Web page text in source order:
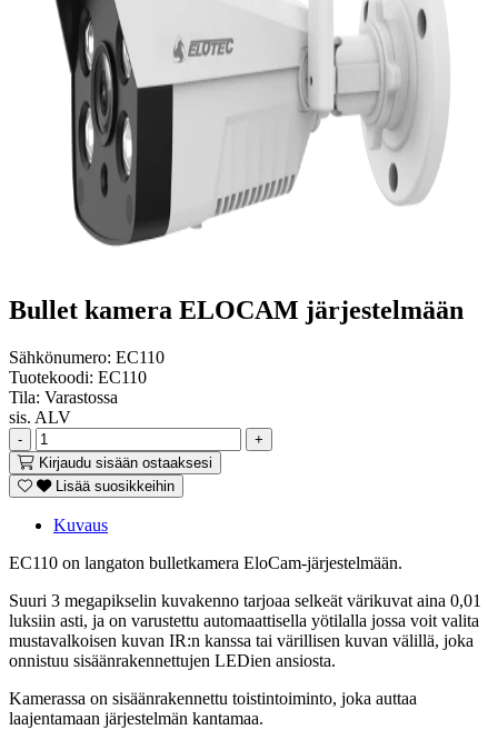
Bullet kamera ELOCAM järjestelmään
Sähkönumero: EC110
Tuotekoodi: EC110
Tila: Varastossa
sis. ALV
-
+
Kirjaudu sisään ostaaksesi
Lisää suosikkeihin
Kuvaus
EC110 on langaton bulletkamera EloCam-järjestelmään.
Suuri 3 megapikselin kuvakenno tarjoaa selkeät värikuvat aina 0,01
luksiin asti, ja on varustettu automaattisella yötilalla jossa voit valita
mustavalkoisen kuvan IR:n kanssa tai värillisen kuvan välillä, joka
onnistuu sisäänrakennettujen LEDien ansiosta.
Kamerassa on sisäänrakennettu toistintoiminto, joka auttaa
laajentamaan järjestelmän kantamaa.